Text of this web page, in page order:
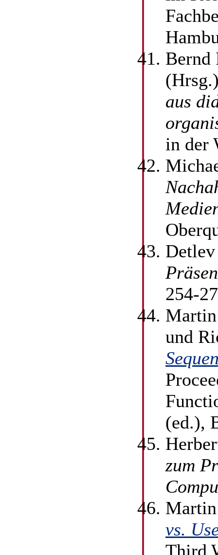
Bernd
aus
in der
254-
und
(ed.),
zum
vs.
Third